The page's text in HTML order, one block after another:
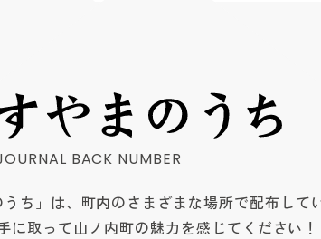
ち」は、町内のさまざまな場所で配布して
に取って山ノ内町の魅力を感じてください！